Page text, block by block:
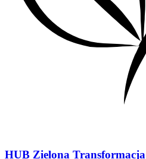
HUB Zielona Transformacja